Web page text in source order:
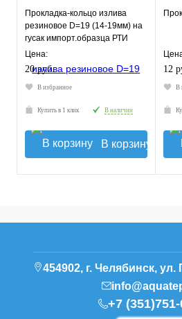
Прокладка-кольцо излива
резиновое D=19 (14-19мм) на
гусак импорт.образца РТИ
Цена:
20 руб.
В избранное
Купить в 1 клик В наличии
В корзину
12
В
454902, г. Челябинск, ул.
+7